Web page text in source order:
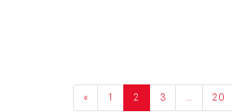
« 1 2 3 … 20